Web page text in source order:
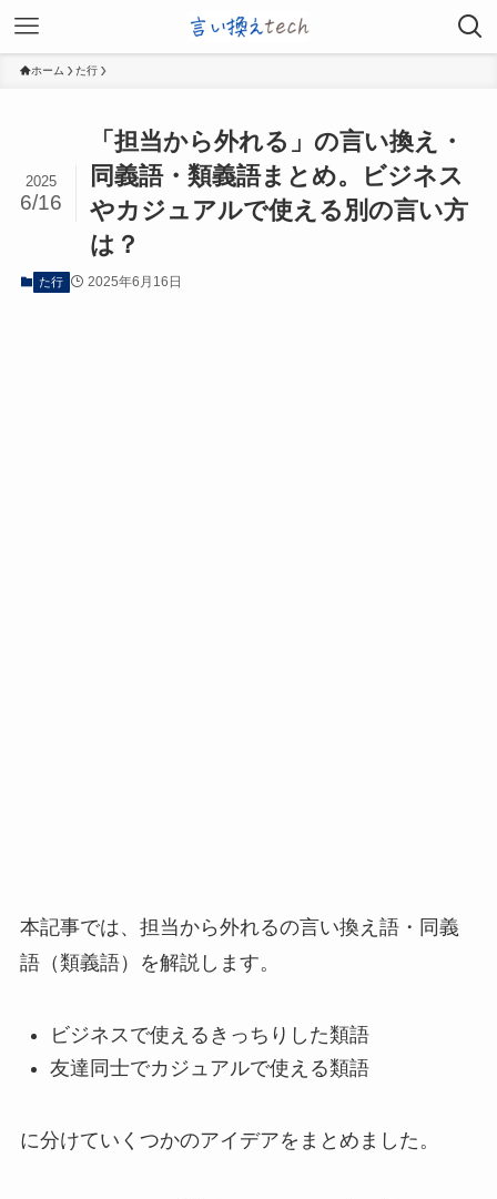
ホーム た行
「担当から外れる」の言い換え・
同義語・類義語まとめ。ビジネス
やカジュアルで使える別の言い方
は？
2025
6/16
た行 2025年6月16日
本記事では、担当から外れるの言い換え語・同義
語（類義語）を解説します。
ビジネスで使えるきっちりした類語
友達同士でカジュアルで使える類語
に分けていくつかのアイデアをまとめました。